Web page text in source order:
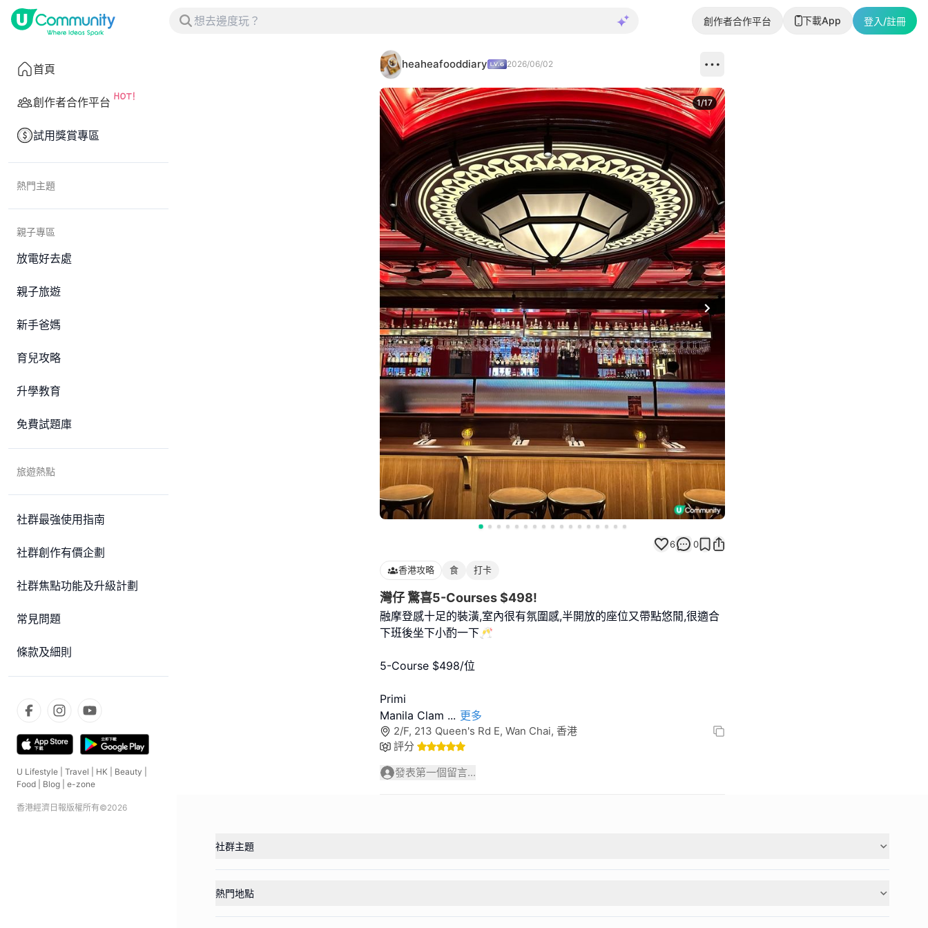
創作者合作平台 下載App 登入/註冊
首頁
創作者合作平台
試用獎賞專區
熱門主題
親子專區
放電好去處
親子旅遊
新手爸媽
育兒攻略
升學教育
免費試題庫
旅遊熱點
社群最強使用指南
社群創作有價企劃
社群焦點功能及升級計劃
常見問題
條款及細則
U Lifestyle Travel HK Beauty
Food
Blog e-zone
香港經濟日報版權所有©2026
heaheafooddiary 2026/06/02
Next slide
1/17
6 0
香港攻略 食 打卡
灣仔 驚喜5-Courses $498!
融摩登感十足的裝潢,室內很有氛圍感,半開放的座位又帶點悠閒,很適合
下班後坐下小酌一下🥂
5-Course $498/位
Primi
Manila Clam ... 更多
2/F, 213 Queen's Rd E, Wan Chai, 香港
評分
發表第一個留言...
社群主題
熱門地點